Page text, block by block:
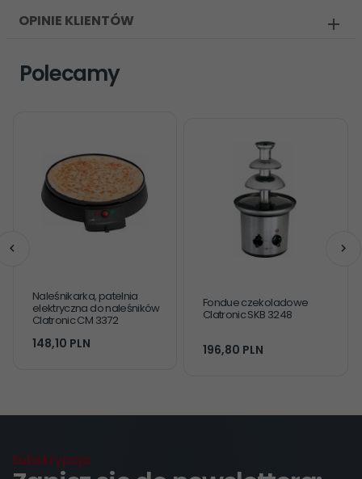
OPINIE KLIENTÓW
Polecamy
Naleśnikarka, patelnia
elektryczna do naleśników
Clatronic CM 3372
148,10 PLN
Fondue czekoladowe
Clatronic SKB 3248
196,80 PLN
Subskrypcja